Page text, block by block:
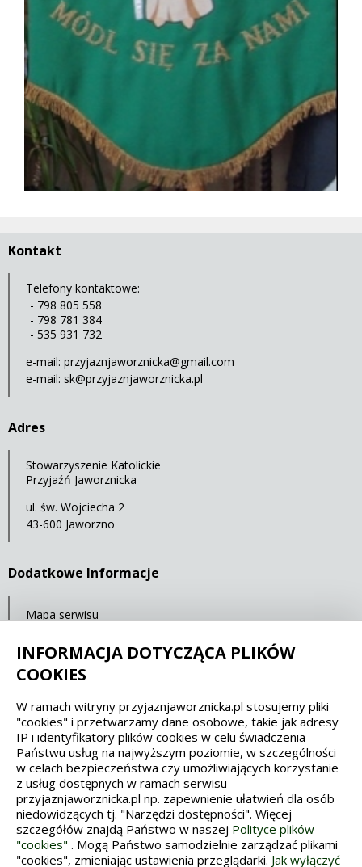
Kontakt
Telefony kontaktowe:
- 798 805 558
- 798 781 384
- 535 931 732
e-mail: przyjaznjaworznicka@gmail.com
e-mail: sk@przyjaznjaworznicka.pl
Adres
Stowarzyszenie Katolickie
Przyjaźń Jaworznicka
ul. św. Wojciecha 2
43-600 Jaworzno
Dodatkowe Informacje
Mapa serwisu
Statystyki oglądalności
Spełniamy standardy dostępności oraz W3C
WCAG 2.1 SECTION 508 EAA/EN 301549
IS 5568
INFORMACJA DOTYCZĄCA PLIKÓW
COOKIES
W ramach witryny przyjaznjaworznicka.pl stosujemy pliki
"cookies" i przetwarzamy dane osobowe, takie jak adresy
IP i identyfikatory plików cookies w celu świadczenia
Państwu usług na najwyższym poziomie, w szczególności
w celach bezpieczeństwa czy umożliwiających korzystanie
z usług dostępnych w ramach serwisu
przyjaznjaworznicka.pl np. zapewnienie ułatwień dla osób
niedowidzących tj. "Narzędzi dostępności". Więcej
szczegółów znajdą Państwo w naszej Polityce plików
"cookies" . Mogą Państwo samodzielnie zarządzać plikami
"cookies", zmieniając ustawienia przeglądarki. Jak wyłączyć